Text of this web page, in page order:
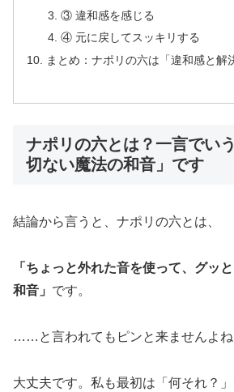
③ 違和感を感じる
④ 元に戻してスッキリする
まとめ：ナポリの六は「違和感と解
ナポリの六とは？一言でい
切ない魔法の和音」です
結論から言うと、ナポリの六とは、
「ちょっと外れた音を使って、グッ
和音」 です。
……と言われてもピンと来ませんよね
大丈夫です。私も最初は「何それ？」